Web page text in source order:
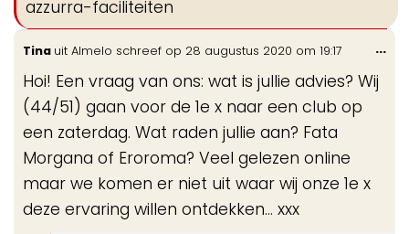
azzurra-faciliteiten
Tina uit Almelo schreef op 28 augustus 2020 om 19:17
Hoi! Een vraag van ons: wat is jullie advies? Wij
(44/51) gaan voor de 1e x naar een club op
een zaterdag. Wat raden jullie aan? Fata
Morgana of Eroroma? Veel gelezen online
maar we komen er niet uit waar wij onze 1e x
deze ervaring willen ontdekken... xxx
...